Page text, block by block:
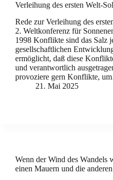
Verleihung des ersten Welt-
Rede zur Verleihung des
2. Weltkonferenz für
1998 Konflikte sind das Salz
gesellschaftlichen
ermöglicht, daß diese
und verantwortlich
provoziere gern Konflikte,
21. Mai 2025
Wenn der Wind des Wandels
einen Mauern und die